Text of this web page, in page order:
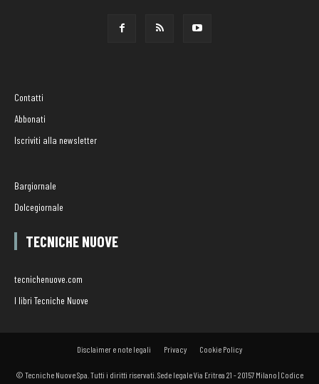
Contatti
Abbonati
Iscriviti alla newsletter
Bargiornale
Dolcegiornale
TECNICHE NUOVE
tecnichenuove.com
I libri Tecniche Nuove
Disclaimer e note legali Privacy Cookie Policy
© Tecniche Nuove Spa. Tutti i diritti riservati. Sede legale Via Eritrea 21 - 20157 Milano | Codice